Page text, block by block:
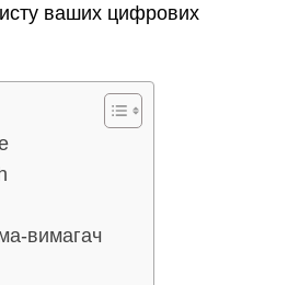
ваших цифрових
вимагач